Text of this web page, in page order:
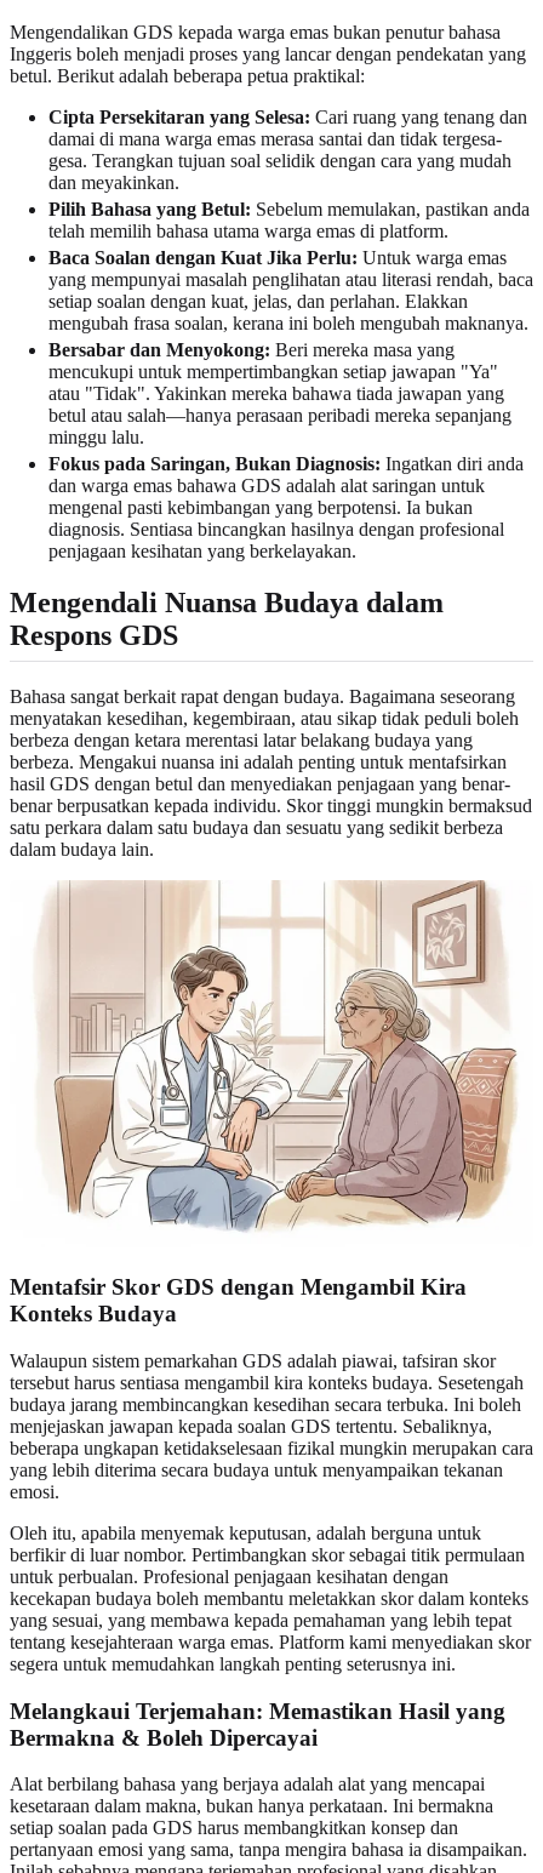
Mengendalikan GDS kepada warga emas bukan penutur bahasa
Inggeris boleh menjadi proses yang lancar dengan pendekatan yang
betul. Berikut adalah beberapa petua praktikal:
Cipta Persekitaran yang Selesa: Cari ruang yang tenang dan
damai di mana warga emas merasa santai dan tidak tergesa-
gesa. Terangkan tujuan soal selidik dengan cara yang mudah
dan meyakinkan.
Pilih Bahasa yang Betul: Sebelum memulakan, pastikan anda
telah memilih bahasa utama warga emas di platform.
Baca Soalan dengan Kuat Jika Perlu: Untuk warga emas
yang mempunyai masalah penglihatan atau literasi rendah, baca
setiap soalan dengan kuat, jelas, dan perlahan. Elakkan
mengubah frasa soalan, kerana ini boleh mengubah maknanya.
Bersabar dan Menyokong: Beri mereka masa yang
mencukupi untuk mempertimbangkan setiap jawapan "Ya"
atau "Tidak". Yakinkan mereka bahawa tiada jawapan yang
betul atau salah—hanya perasaan peribadi mereka sepanjang
minggu lalu.
Fokus pada Saringan, Bukan Diagnosis: Ingatkan diri anda
dan warga emas bahawa GDS adalah alat saringan untuk
mengenal pasti kebimbangan yang berpotensi. Ia bukan
diagnosis. Sentiasa bincangkan hasilnya dengan profesional
penjagaan kesihatan yang berkelayakan.
Mengendali Nuansa Budaya dalam
Respons GDS
Bahasa sangat berkait rapat dengan budaya. Bagaimana seseorang
menyatakan kesedihan, kegembiraan, atau sikap tidak peduli boleh
berbeza dengan ketara merentasi latar belakang budaya yang
berbeza. Mengakui nuansa ini adalah penting untuk mentafsirkan
hasil GDS dengan betul dan menyediakan penjagaan yang benar-
benar berpusatkan kepada individu. Skor tinggi mungkin bermaksud
satu perkara dalam satu budaya dan sesuatu yang sedikit berbeza
dalam budaya lain.
Mentafsir Skor GDS dengan Mengambil Kira
Konteks Budaya
Walaupun sistem pemarkahan GDS adalah piawai, tafsiran skor
tersebut harus sentiasa mengambil kira konteks budaya. Sesetengah
budaya jarang membincangkan kesedihan secara terbuka. Ini boleh
menjejaskan jawapan kepada soalan GDS tertentu. Sebaliknya,
beberapa ungkapan ketidakselesaan fizikal mungkin merupakan cara
yang lebih diterima secara budaya untuk menyampaikan tekanan
emosi.
Oleh itu, apabila menyemak keputusan, adalah berguna untuk
berfikir di luar nombor. Pertimbangkan skor sebagai titik permulaan
untuk perbualan. Profesional penjagaan kesihatan dengan
kecekapan budaya boleh membantu meletakkan skor dalam konteks
yang sesuai, yang membawa kepada pemahaman yang lebih tepat
tentang kesejahteraan warga emas. Platform kami menyediakan skor
segera untuk memudahkan langkah penting seterusnya ini.
Melangkaui Terjemahan: Memastikan Hasil yang
Bermakna & Boleh Dipercayai
Alat berbilang bahasa yang berjaya adalah alat yang mencapai
kesetaraan dalam makna, bukan hanya perkataan. Ini bermakna
setiap soalan pada GDS harus membangkitkan konsep dan
pertanyaan emosi yang sama, tanpa mengira bahasa ia disampaikan.